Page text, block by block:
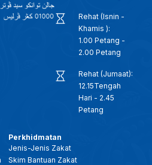
Rehat (Isnin -
Khamis ):
1.00 Petang -
2.00 Petang
Rehat (Jumaat):
12.15Tengah
Hari - 2.45
Petang
Perkhidmatan
Jenis-Jenis Zakat
Skim Bantuan Zakat